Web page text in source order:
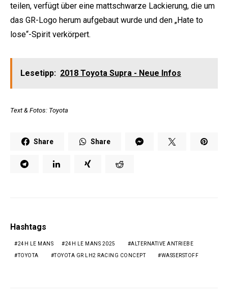
teilen, verfügt über eine mattschwarze Lackierung, die um
das GR-Logo herum aufgebaut wurde und den „Hate to
lose“-Spirit verkörpert.
Lesetipp: 2018 Toyota Supra - Neue Infos
Text & Fotos: Toyota
Share Share
Hashtags
24H LE MANS 24H LE MANS 2025 ALTERNATIVE ANTRIEBE
TOYOTA TOYOTA GR LH2 RACING CONCEPT WASSERSTOFF